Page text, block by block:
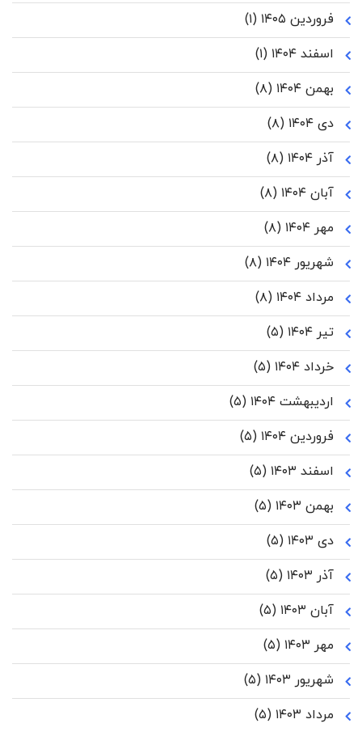
فروردین ۱۴۰۵
(۱)
اسفند ۱۴۰۴
(۱)
بهمن ۱۴۰۴
(۸)
دی ۱۴۰۴
(۸)
آذر ۱۴۰۴
(۸)
آبان ۱۴۰۴
(۸)
مهر ۱۴۰۴
(۸)
شهریور ۱۴۰۴
(۸)
مرداد ۱۴۰۴
(۸)
تیر ۱۴۰۴
(۵)
خرداد ۱۴۰۴
(۵)
اردیبهشت ۱۴۰۴
(۵)
فروردین ۱۴۰۴
(۵)
اسفند ۱۴۰۳
(۵)
بهمن ۱۴۰۳
(۵)
دی ۱۴۰۳
(۵)
آذر ۱۴۰۳
(۵)
آبان ۱۴۰۳
(۵)
مهر ۱۴۰۳
(۵)
شهریور ۱۴۰۳
(۵)
مرداد ۱۴۰۳
(۵)